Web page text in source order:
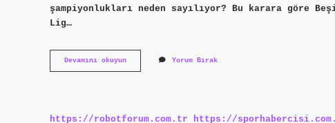
şampiyonlukları neden sayılıyor? Bu karara göre
Lig…
Devamını okuyunBeşiktaş
1959
Mı
Yorum Bırak
https://robotforum.com.tr https://